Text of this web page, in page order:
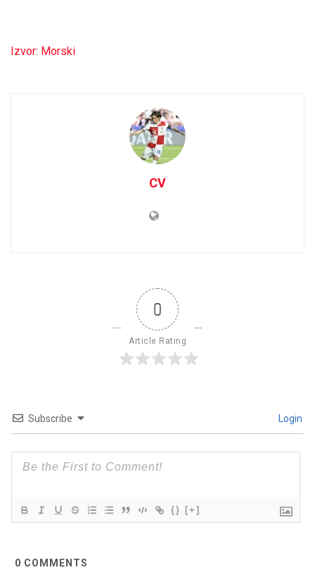
Izvor: Morski
CV
0
Article Rating
Subscribe Login
{} [+]
0 COMMENTS